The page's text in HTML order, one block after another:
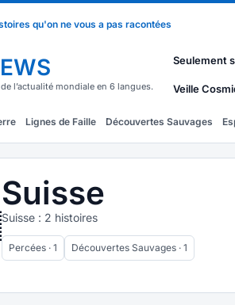
qu'on ne vous a pas racontées
l’actualité mondiale en 6 langues.
Seulement
Veille
Lignes de Faille Découvertes Sauvages
Suisse
Suisse : 2 histoires
Percées · 1 Découvertes Sauvages · 1